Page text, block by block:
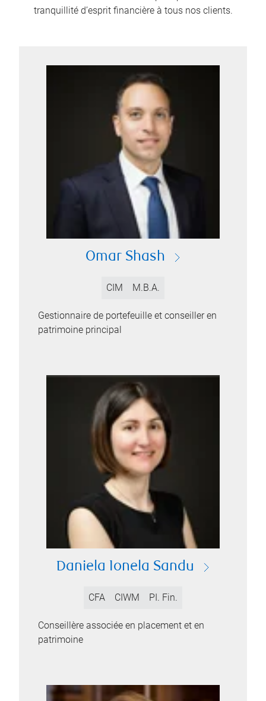
tranquillité d’esprit financière à tous nos clients.
Omar Shash
CIM M.B.A.
Gestionnaire de portefeuille et conseiller en
patrimoine principal
Daniela Ionela Sandu
CFA CIWM PI. Fin.
Conseillère associée en placement et en
patrimoine